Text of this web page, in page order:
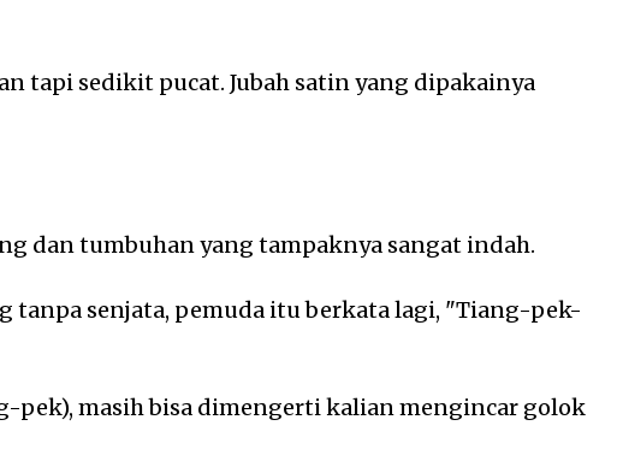
tapi sedikit pucat. Jubah satin yang dipakainya
dan tumbuhan yang tampaknya sangat indah.
tanpa senjata, pemuda itu berkata lagi, "Tiang-pek-
pek), masih bisa dimengerti kalian mengincar golok